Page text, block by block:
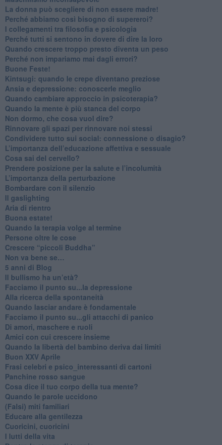
​La donna può scegliere di non essere madre!
​Perché abbiamo così bisogno di supereroi?
​I collegamenti tra filosofia e psicologia
​Perché tutti si sentono in dovere di dire la loro
​Quando crescere troppo presto diventa un peso
​Perché non impariamo mai dagli errori?
​Buone Feste!
​Kintsugi: quando le crepe diventano preziose
Ansia e depressione: conoscerle meglio
Quando cambiare approccio in psicoterapia?
​Quando la mente è più stanca del corpo
Non dormo, che cosa vuol dire?
​Rinnovare gli spazi per rinnovare noi stessi
​Condividere tutto sui social: connessione o disagio?
​L’importanza dell’educazione affettiva e sessuale
​Cosa sai del cervello?
Prendere posizione per la salute e l’incolumità
L’importanza della perturbazione
​Bombardare con il silenzio
Il gaslighting
Aria di rientro
Buona estate!
​Quando la terapia volge al termine
​Persone oltre le cose
​Crescere “piccoli Buddha”
Non va bene se…
​5 anni di Blog
​Il bullismo ha un’età?
Facciamo il punto su...la depressione
​Alla ricerca della spontaneità
​Quando lasciar andare è fondamentale
Facciamo il punto su...gli attacchi di panico
Di amori, maschere e ruoli
​Amici con cui crescere insieme
​Quando la libertà del bambino deriva dai limiti
Buon XXV Aprile
​Frasi celebri e psico_interessanti di cartoni
​Panchine rosso sangue
​Cosa dice il tuo corpo della tua mente?
​Quando le parole uccidono
​(Falsi) miti familiari
​Educare alla gentilezza
​Cuoricini, cuoricini
I lutti della vita